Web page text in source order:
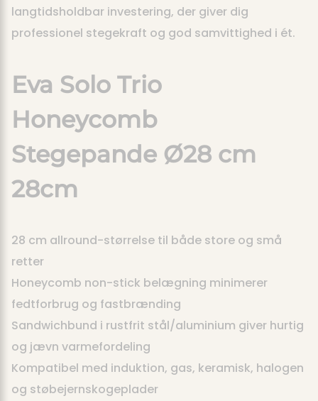
langtidsholdbar investering, der giver dig
professionel stegekraft og god samvittighed i ét.
Eva Solo Trio
Honeycomb
Stegepande Ø28 cm
28cm
28 cm allround-størrelse til både store og små
retter
Honeycomb non-stick belægning minimerer
fedtforbrug og fastbrænding
Sandwichbund i rustfrit stål/aluminium giver hurtig
og jævn varmefordeling
Kompatibel med induktion, gas, keramisk, halogen
og støbejernskogeplader